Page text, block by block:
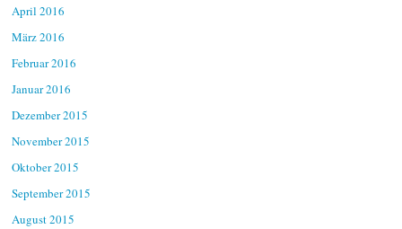
April 2016
März 2016
Februar 2016
Januar 2016
Dezember 2015
November 2015
Oktober 2015
September 2015
August 2015